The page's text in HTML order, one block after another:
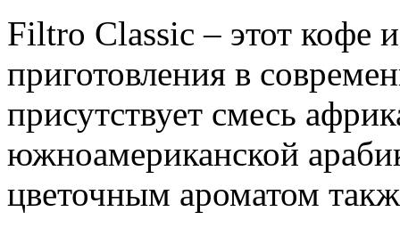
Filtro Classic – этот кофе
приготовления в
присутствует смесь
южноамериканской
цветочным ароматом